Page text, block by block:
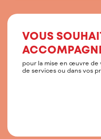
VOUS
pour la mise en œuvre
de services ou dans vos